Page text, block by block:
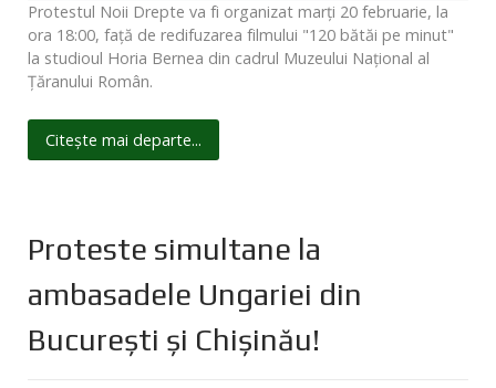
Protestul Noii Drepte va fi organizat marți 20 februarie, la
ora 18:00, față de redifuzarea filmului "120 bătăi pe minut"
la studioul Horia Bernea din cadrul Muzeului Național al
Țăranului Român.
Citește mai departe...
Proteste simultane la
ambasadele Ungariei din
București și Chișinău!